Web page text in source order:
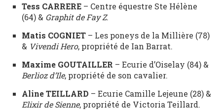
Tess CARRERE– Centre équestre Ste Hélène
(64) & Graphit de Fay Z.
Matis COGNIET– Les poneys de la Millière (78)
& Vivendi Hero, propriété de Ian Barrat.
Maxime GOUTAILLER – Ecurie d’Oiselay (84) &
Berlioz d’Ile, propriété de son cavalier.
Aline TEILLARD – Ecurie Camille Lejeune (28) &
Elixir de Sienne, propriété de Victoria Teillard.